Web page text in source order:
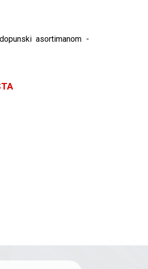
asortimanom -